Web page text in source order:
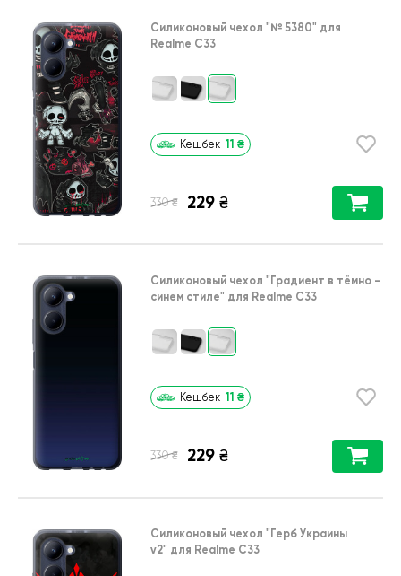
Силиконовый чехол "№ 5380" для
Realme C33
Кешбек 11 ₴
330 ₴ 229 ₴
Силиконовый чехол "Градиент в тёмно -
синем стиле" для Realme C33
Кешбек 11 ₴
330 ₴ 229 ₴
Силиконовый чехол "Герб Украины
v2" для Realme C33